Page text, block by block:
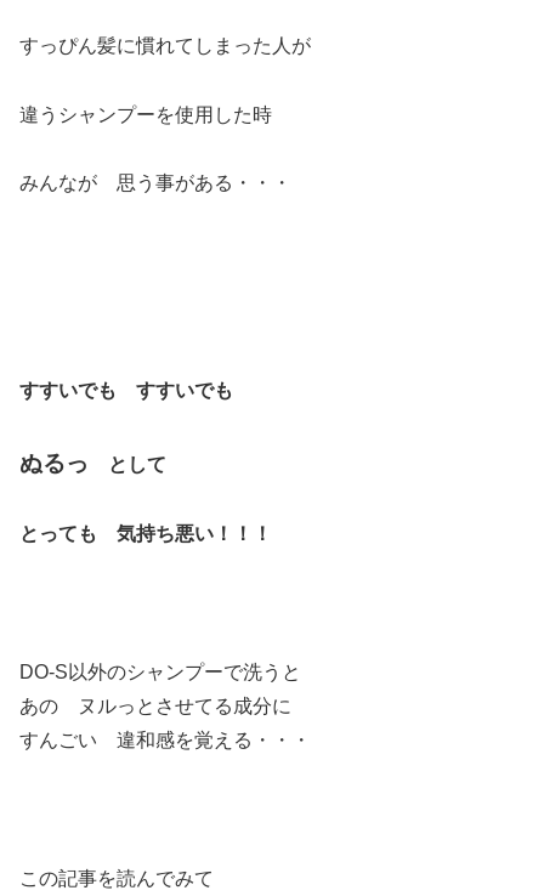
すっぴん髪に慣れてしまった人が
違うシャンプーを使用した時
みんなが 思う事がある・・・
すすいでも すすいでも
ぬるっ として
とっても 気持ち悪い！！！
DO-S以外のシャンプーで洗うと
あの ヌルっとさせてる成分に
すんごい 違和感を覚える・・・
この記事を読んでみて